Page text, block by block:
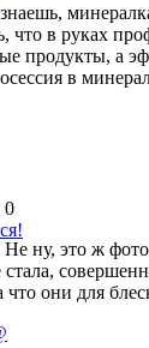
что в руках
продукты, а
в
0
Не ну, это ж
стала,
они для